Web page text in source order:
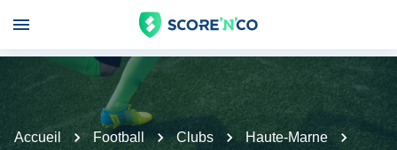
Accueil Football Clubs
Haute-Marne